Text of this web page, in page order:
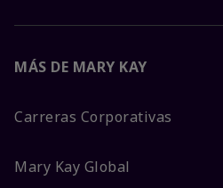
MÁS DE MARY KAY
Carreras Corporativas
Mary Kay Global